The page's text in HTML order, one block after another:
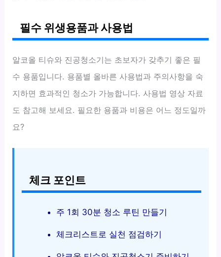
필수 위생용품과 사용법
알코올 티슈와 진공청소기는 초보자가 갖추기 좋은 필
수 용품입니다. 용품별 올바른 사용법과 주의사항을 숙
지하면 효과적인 청소가 가능합니다. 사용법 영상 자료
도 참고해 보세요. 필요한 용품과 비용은 어느 정도일까
요?
체크 포인트
주 1회 30분 청소 루틴 만들기
체크리스트로 실천 점검하기